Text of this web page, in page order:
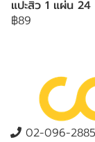
แปะสิว 1 แผ่น
฿89
02-096-2885